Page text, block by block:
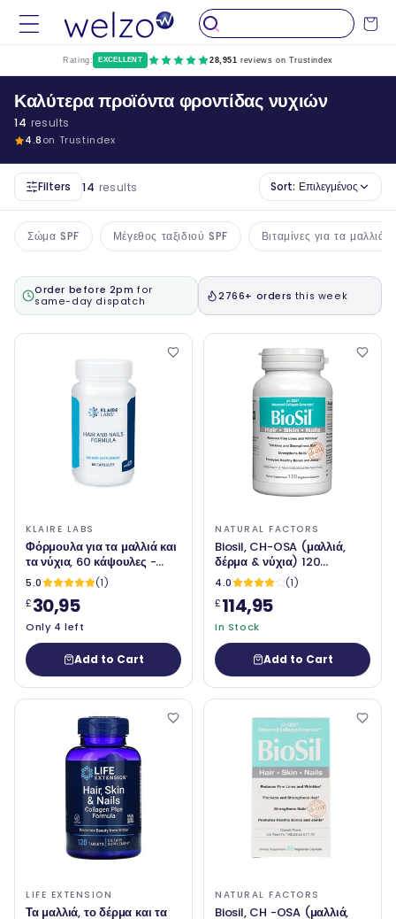
το
περιεχόμενο
Rating: EXCELLENT 28,951 reviews on Trustindex
Καλύτερα προϊόντα φροντίδας νυχιών
14 results
4.8on Trustindex
Filters 14 results Sort: Επιλεγμένος
Σώμα SPF Μέγεθος ταξιδιού SPF Βιταμίνες για τα
Order before 2pm for
same-day dispatch
2766+ orders this week
KLAIRE LABS
Φόρμουλα για τα μαλλιά και
τα νύχια, 60 κάψουλες -
Klaire Labs (SFI Health)
5.0
(1)
£30,95
Only 4 left
Add to Cart
NATURAL FACTORS
Biosil, CH-OSA (μαλλιά,
δέρμα & νύχια) 120
χορτοφαγικές κάψουλες-
Φυσικοί παράγοντες
4.0
(1)
£114,95
In Stock
Add to Cart
LIFE EXTENSION
Τα μαλλιά, το δέρμα και τα
NATURAL FACTORS
Biosil, CH -OSA (μαλλιά,